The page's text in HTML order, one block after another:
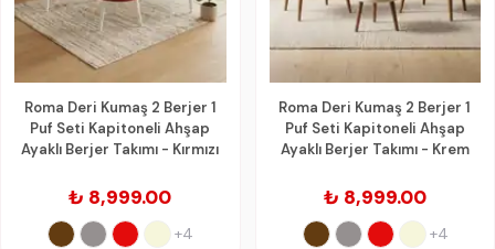
Roma Deri Kumaş 2 Berjer 1
Puf Seti Kapitoneli Ahşap
Ayaklı Berjer Takımı - Kırmızı
₺ 8,999.00
+4
Roma Deri Kumaş 2 Berjer 1
Puf Seti Kapitoneli Ahşap
Ayaklı Berjer Takımı - Krem
₺ 8,999.00
+4